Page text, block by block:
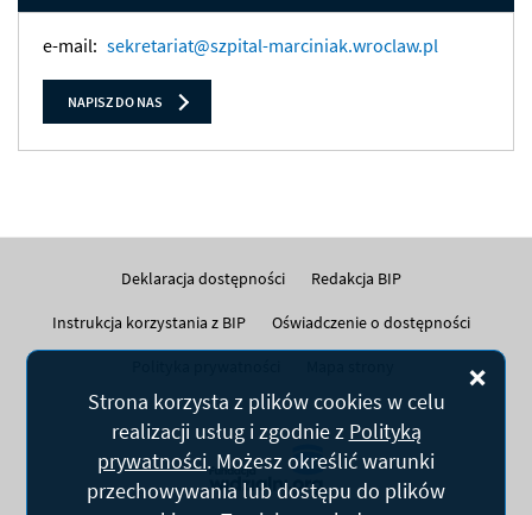
Strona korzysta z plikówcookies w celu
realizacji usług i zgodnie z Polityką
prywatności. Możesz określić warunki
przechowywania lub dostępu do plików
e-mail: sekretariat@szpital-marciniak.wroclaw.pl
NAPISZ DO NAS
Deklaracja dostępności Redakcja BIP
Instrukcja korzystania z BIP Oświadczenie o dostępności